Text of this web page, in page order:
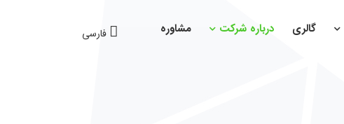
گالری درباره شرکت مشاوره فارسی